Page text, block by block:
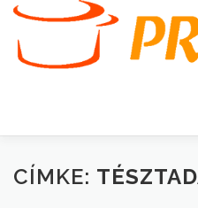
Tovább
tartalomhoz
KEZDŐOLDAL
CÍMKE: